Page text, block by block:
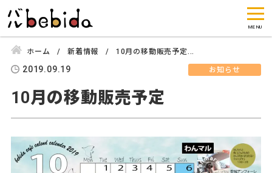
ホーム 新着情報 10月の移動販売予定...
2019.09.19 お知らせ
10月の移動販売予定